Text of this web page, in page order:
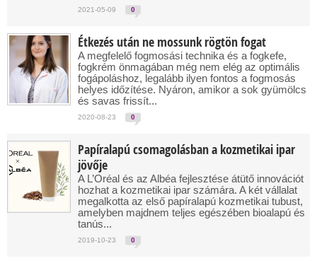
2021-05-09 0
Étkezés után ne mossunk rögtön fogat
A megfelelő fogmosási technika és a fogkefe,
fogkrém önmagában még nem elég az optimális
fogápoláshoz, legalább ilyen fontos a fogmosás
helyes időzítése. Nyáron, amikor a sok gyümölcs
és savas frissít...
2020-08-23 0
Papíralapú csomagolásban a kozmetikai ipar
jövője
A L’Oréal és az Albéa fejlesztése átütő innovációt
hozhat a kozmetikai ipar számára. A két vállalat
megalkotta az első papíralapú kozmetikai tubust,
amelyben majdnem teljes egészében bioalapú és
tanús...
2019-10-23 0